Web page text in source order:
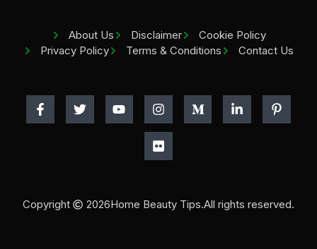
About Us Disclaimer
Cookie Policy
Privacy Policy
Terms & Conditions Contact Us
Copyright 2026Home Beauty Tips.All rights reserved.